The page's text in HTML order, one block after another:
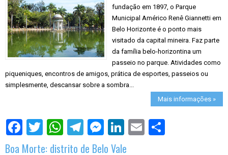
fundação em 1897, o Parque
Municipal Américo Renê Giannetti em
Belo Horizonte é o ponto mais
visitado da capital mineira. Faz parte
da família belo-horizontina um
passeio no parque. Atividades como
piqueniques, encontros de amigos, prática de esportes, passeios ou
simplesmente, descansar sobre a sombra...
Mais informações »
Boa Morte: distrito de Belo Vale